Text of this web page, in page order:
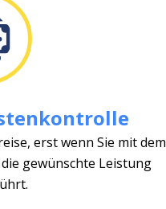
erst wenn Sie mit dem
gewünschte Leistung